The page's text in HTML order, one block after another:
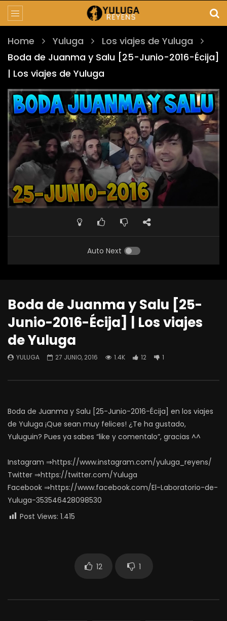
Home Yuluga
Los viajes de Yuluga
Boda de Juanma y Salu [25-Junio-2016-Écija]
| Los viajes de Yuluga
Auto Next
Boda de Juanma y Salu [25-
Junio-2016-Écija] | Los viajes
de Yuluga
YULUGA 27 JUNIO, 2016 1.4K 12 1
Boda de Juanma y Salu [25-Junio-2016-Écija] en los viajes
de Yuluga ¡Que sean muy felices! ¿Te ha gustado,
Yuluguin? Pues ya sabes “like y comentalo”, gracias ^^
Instagram ⇒https://www.instagram.com/yuluga_reyens/
Twitter ⇒https://twitter.com/Yuluga
Facebook ⇒https://www.facebook.com/El-Laboratorio-de-
Yuluga-353546428098530
Post Views: 1.415
12 1